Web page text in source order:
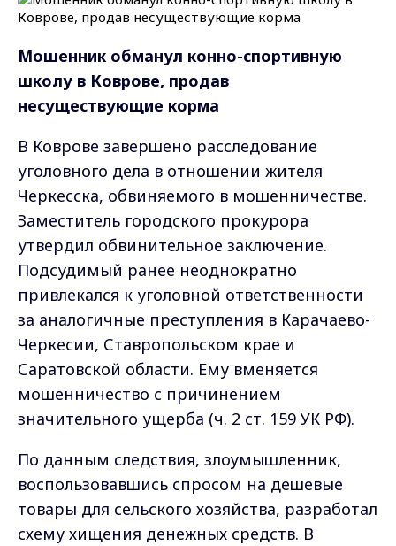
Мошенник обманул конно-спортивную
школу в Коврове, продав
несуществующие корма
В Коврове завершено расследование
уголовного дела в отношении жителя
Черкесска, обвиняемого в мошенничестве.
Заместитель городского прокурора
утвердил обвинительное заключение.
Подсудимый ранее неоднократно
привлекался к уголовной ответственности
за аналогичные преступления в Карачаево-
Черкесии, Ставропольском крае и
Саратовской области. Ему вменяется
мошенничество с причинением
значительного ущерба (ч. 2 ст. 159 УК РФ).
По данным следствия, злоумышленник,
воспользовавшись спросом на дешевые
товары для сельского хозяйства, разработал
схему хищения денежных средств. В